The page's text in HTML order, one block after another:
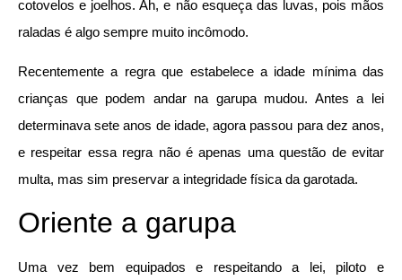
cotovelos e joelhos. Ah, e não esqueça das luvas, pois mãos
raladas é algo sempre muito incômodo.
Recentemente a regra que estabelece a idade mínima das
crianças que podem andar na garupa mudou. Antes a lei
determinava sete anos de idade, agora passou para dez anos,
e respeitar essa regra não é apenas uma questão de evitar
multa, mas sim preservar a integridade física da garotada.
Oriente a garupa
Uma vez bem equipados e respeitando a lei, piloto e